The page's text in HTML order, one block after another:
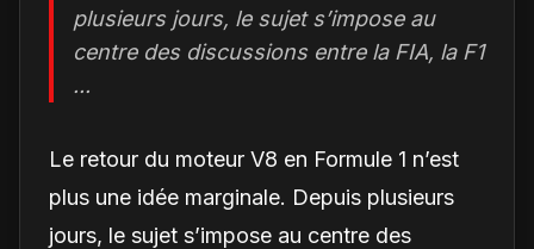
plusieurs jours, le sujet s’impose au
centre des discussions entre la FIA, la F1
...
Le retour du moteur V8 en Formule 1 n’est
plus une idée marginale. Depuis plusieurs
jours, le sujet s’impose au centre des